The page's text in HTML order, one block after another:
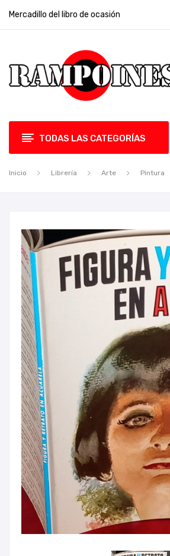
Mercadillo del libro de ocasión
TODAS LAS CATEGORÍAS
Inicio Librería Arte Pintura